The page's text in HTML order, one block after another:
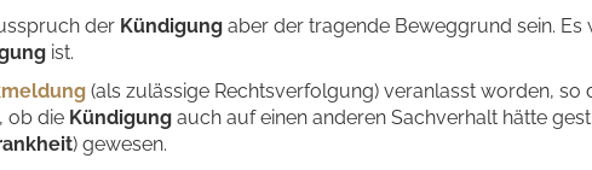
der Kündigung aber der tragende Beweggrund sein.
ist.
(als zulässige Rechtsverfolgung) veranlasst worden,
ob die Kündigung auch auf einen anderen Sachverhalt hätte
) gewesen.